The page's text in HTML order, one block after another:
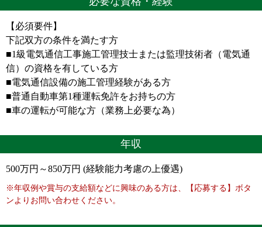
【必須要件】
下記双方の条件を満たす方
■1級電気通信工事施工管理技士または監理技術者（電気通
信）の資格を有している方
■電気通信設備の施工管理経験がある方
■普通自動車第1種運転免許をお持ちの方
■車の運転が可能な方（業務上必要な為）
年収
500万円～850万円 (経験能力考慮の上優遇)
※年収例や賞与の支給額などに興味のある方は、【応募する】ボタ
ンよりお問い合わせください。